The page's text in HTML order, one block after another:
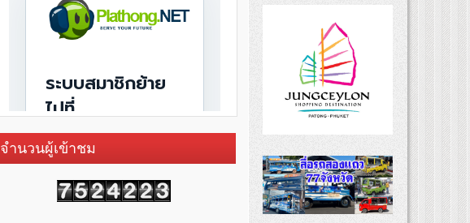
จำนวนผู้เข้าชม